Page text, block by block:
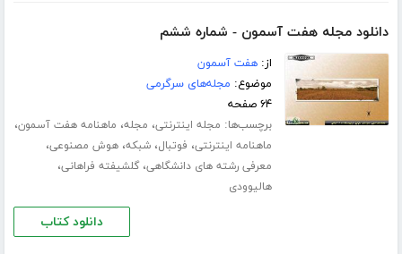
دانلود مجله هفت آسمون - شماره ششم
از:هفت آسمون
موضوع: مجله‌های سرگرمی
۶۴ صفحه
برچسب‌ها: مجله اینترنتی، مجله، ماهنامه هفت آسمون،
ماهنامه اینترنتی، فوتبال،شبکه،هوش مصنوعی،
معرفی رشته های دانشگاهی،گلشیفته فراهانی،
هالیوودی
دانلود کتاب